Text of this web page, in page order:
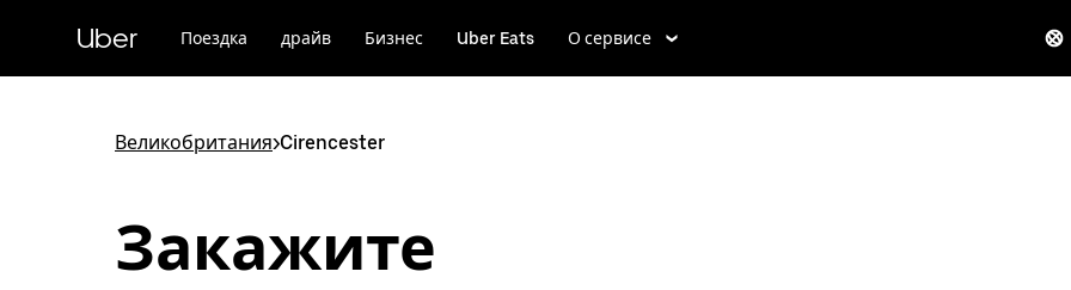
к
Uber Поездка драйв Бизнес Uber Eats О сервисе
Великобритания>Cirencester
Закажите